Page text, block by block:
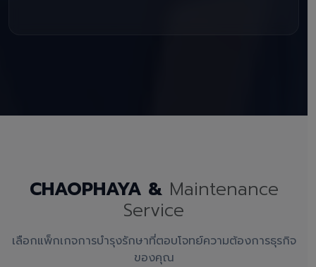
CHAOPHAYA & Maintenance
Service
เลือกแพ็กเกจการบำรุงรักษาที่ตอบโจทย์ความต้องการธุรกิจ
ของคุณ